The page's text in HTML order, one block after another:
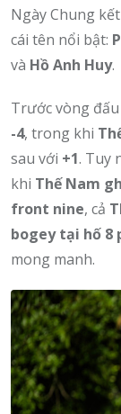
Ngày Chung
cái tên nổi bật:
và Hồ Anh Huy.
Trước vòng đấu
-4, trong khi
sau với +1. Tuy
khi Thế Nam
front nine, cả
bogey tại hố 8
mong manh.